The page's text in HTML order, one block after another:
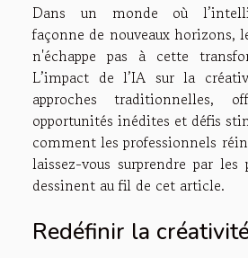
Dans un monde où
façonne de nouveaux horizons,
n'échappe pas à cette
L’impact de l’IA sur la
approches
opportunités inédites et défis
comment les professionnels
laissez-vous surprendre par les
dessinent au fil de cet article.
Redéfinir la